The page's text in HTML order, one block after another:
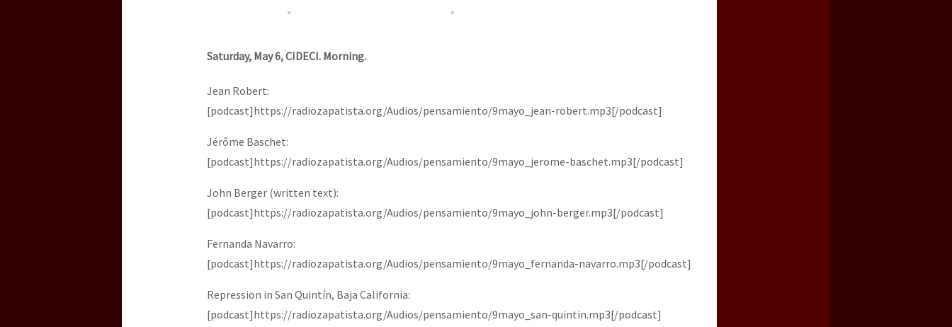
Saturday, May 6, CIDECI. Morning.
Jean Robert:
[podcast]https://radiozapatista.org/Audios/pensamiento/9mayo_jean-robert.mp3[/podcast]
Jérôme Baschet:
[podcast]https://radiozapatista.org/Audios/pensamiento/9mayo_jerome-baschet.mp3[/podcast]
John Berger (written text):
[podcast]https://radiozapatista.org/Audios/pensamiento/9mayo_john-berger.mp3[/podcast]
Fernanda Navarro:
[podcast]https://radiozapatista.org/Audios/pensamiento/9mayo_fernanda-navarro.mp3[/podcast]
Repression in San Quintín, Baja California:
[podcast]https://radiozapatista.org/Audios/pensamiento/9mayo_san-quintin.mp3[/podcast]